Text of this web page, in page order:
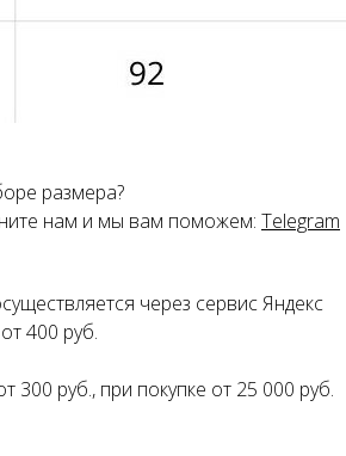
размера?
нам и мы вам поможем: Telegram
через сервис Яндекс
400 руб.
300 руб., при покупке от 25 000 руб.